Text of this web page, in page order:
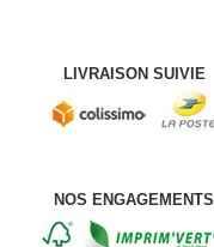
LIVRAISON SUIVIE
NOS ENGAGEMENTS